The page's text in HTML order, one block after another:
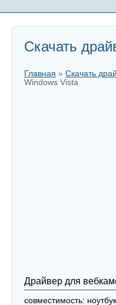
Скачать
Главная » Скачать
Windows Vista
Драйвер для
совместимость: